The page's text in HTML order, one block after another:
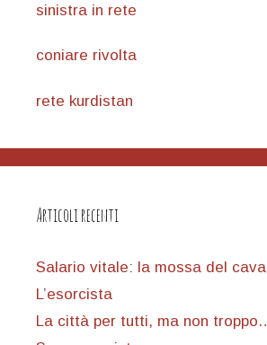
sinistra in rete
coniare rivolta
rete kurdistan
Articoli recenti
Salario vitale: la mossa del
L’esorcista
La città per tutti, ma non